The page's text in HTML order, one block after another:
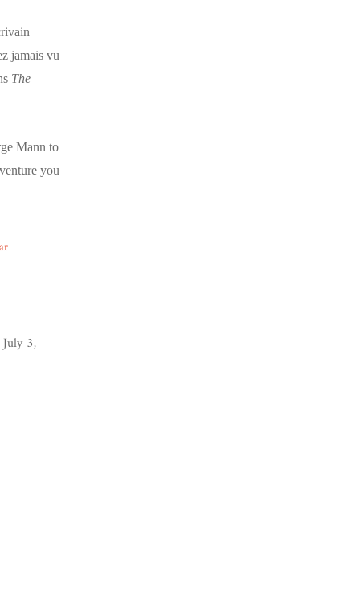
jamais vu
The
Mann to
you
3,